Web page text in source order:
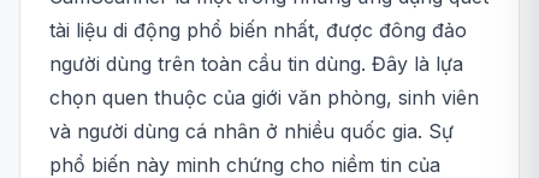
tài liệu di động phổ biến nhất, được đông đảo
người dùng trên toàn cầu tin dùng. Đây là lựa
chọn quen thuộc của giới văn phòng, sinh viên
và người dùng cá nhân ở nhiều quốc gia. Sự
phổ biến này minh chứng cho niềm tin của